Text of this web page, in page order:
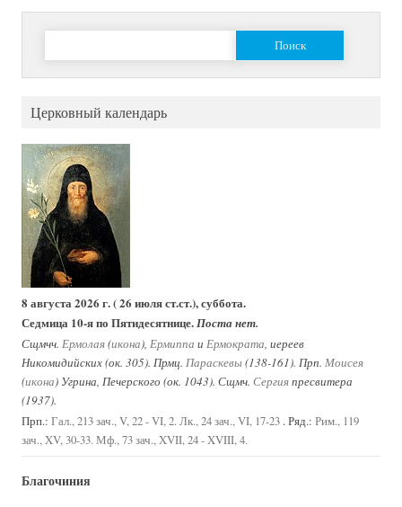
Найти:
Церковный календарь
8 августа 2026 г. ( 26 июля ст.ст.), суббота.
Седмица 10-я по Пятидесятнице.Поста нет.
Сщмчч. Ермолая(икона), Ермиппа и Ермократа, иереев
Никомидийских (ок. 305). Прмц. Параскевы(138-161). Прп. Моисея
(икона) Угрина, Печерского (ок. 1043). Сщмч. Сергияпресвитера
(1937).
Прп.: Гал., 213 зач., V, 22 - VI, 2. Лк., 24 зач., VI, 17-23 . Ряд.: Рим., 119
зач., XV, 30-33. Мф., 73 зач., XVII, 24 - XVIII, 4.
Благочиния